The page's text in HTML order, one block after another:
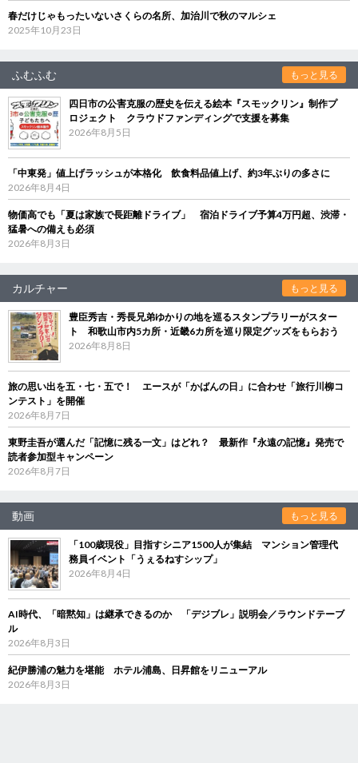
春だけじゃもったいないさくらの名所、加治川で秋のマルシェ
2025年10月23日
ふむふむ もっと見る
四日市の公害克服の歴史を伝える絵本『スモックリン』制作プ
ロジェクト クラウドファンディングで支援を募集
2026年8月5日
「中東発」値上げラッシュが本格化 飲食料品値上げ、約3年ぶりの多さに
2026年8月4日
物価高でも「夏は家族で長距離ドライブ」 宿泊ドライブ予算4万円超、渋滞・
猛暑への備えも必須
2026年8月3日
カルチャー もっと見る
豊臣秀吉・秀長兄弟ゆかりの地を巡るスタンプラリーがスター
ト 和歌山市内5カ所・近畿6カ所を巡り限定グッズをもらおう
2026年8月8日
旅の思い出を五・七・五で！ エースが「かばんの日」に合わせ「旅行川柳コ
ンテスト」を開催
2026年8月7日
東野圭吾が選んだ「記憶に残る一文」はどれ？ 最新作『永遠の記憶』発売で
読者参加型キャンペーン
2026年8月7日
動画 もっと見る
「100歳現役」目指すシニア1500人が集結 マンション管理代
務員イベント「うぇるねすシップ」
2026年8月4日
AI時代、「暗黙知」は継承できるのか 「デジブレ」説明会／ラウンドテーブ
ル
2026年8月3日
紀伊勝浦の魅力を堪能 ホテル浦島、日昇館をリニューアル
2026年8月3日